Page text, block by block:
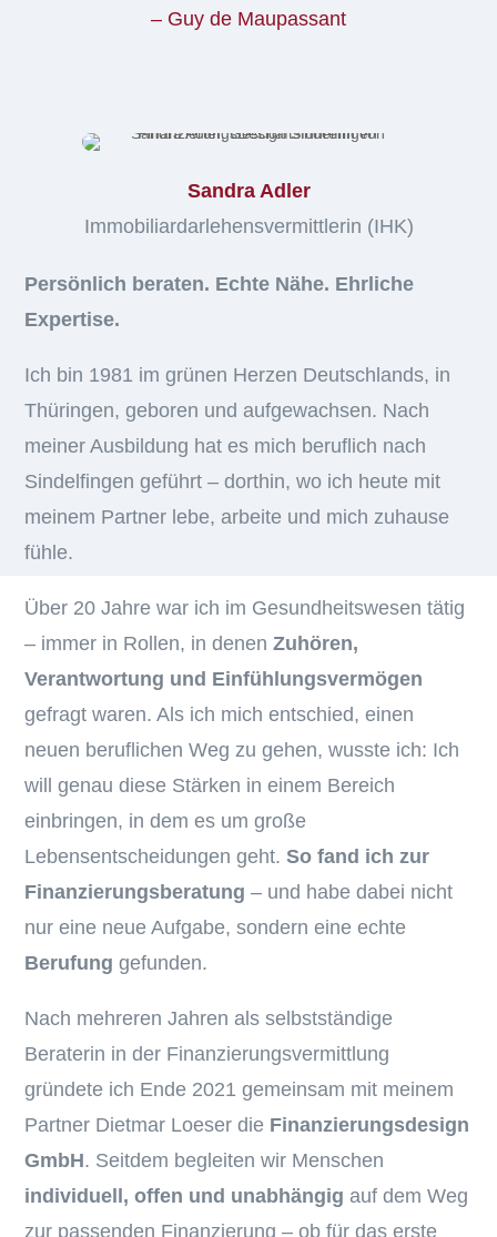
– Guy de Maupassant
Sandra Adler
Immobiliardarlehensvermittlerin (IHK)
Persönlich beraten. Echte Nähe. Ehrliche
Expertise.
Ich bin 1981 im grünen Herzen Deutschlands, in
Thüringen, geboren und aufgewachsen. Nach
meiner Ausbildung hat es mich beruflich nach
Sindelfingen geführt – dorthin, wo ich heute mit
meinem Partner lebe, arbeite und mich zuhause
fühle.
Über 20 Jahre war ich im Gesundheitswesen tätig
– immer in Rollen, in denenZuhören,
Verantwortung und Einfühlungsvermögen
gefragt waren. Als ich mich entschied, einen
neuen beruflichen Weg zu gehen, wusste ich: Ich
will genau diese Stärken in einem Bereich
einbringen, in dem es um große
Lebensentscheidungen geht.So fand ich zur
Finanzierungsberatung – und habe dabei nicht
nur eine neue Aufgabe, sondern eine echte
Berufung gefunden.
Nach mehreren Jahren als selbstständige
Beraterin in der Finanzierungsvermittlung
gründete ich Ende 2021 gemeinsam mit meinem
Partner Dietmar Loeser die Finanzierungsdesign
GmbH. Seitdem begleiten wir Menschen
individuell, offen und unabhängig auf dem Weg
zur passenden Finanzierung – ob für das erste